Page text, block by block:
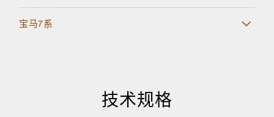
宝马7系
技术规格